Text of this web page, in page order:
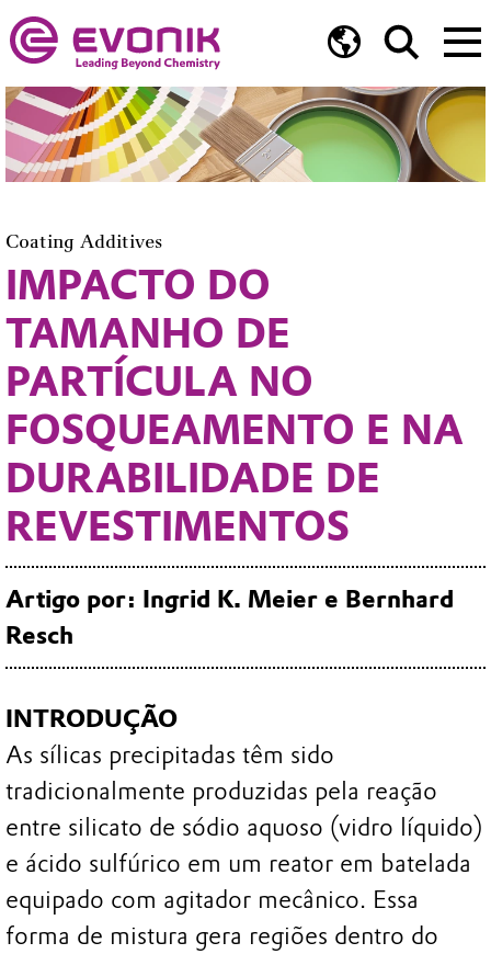
Coating Additives
IMPACTO DO
TAMANHO DE
PARTÍCULA NO
FOSQUEAMENTO E NA
DURABILIDADE DE
REVESTIMENTOS
Artigo por: Ingrid K. Meier e Bernhard
Resch
INTRODUÇÃO
As sílicas precipitadas têm sido
tradicionalmente produzidas pela reação
entre silicato de sódio aquoso (vidro líquido)
e ácido sulfúrico em um reator em batelada
equipado com agitador mecânico. Essa
forma de mistura gera regiões dentro do